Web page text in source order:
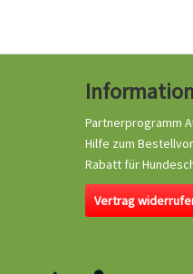
Partnerprogramm
Hilfe zum
Rabatt für
Vertrag